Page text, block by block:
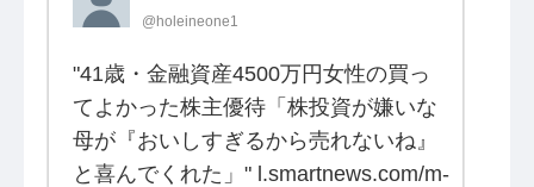
@holeineone1
"41歳・金融資産4500万円女性の買っ
てよかった株主優待「株投資が嫌いな
母が『おいしすぎるから売れないね』
と喜んでくれた」" l.smartnews.com/m-